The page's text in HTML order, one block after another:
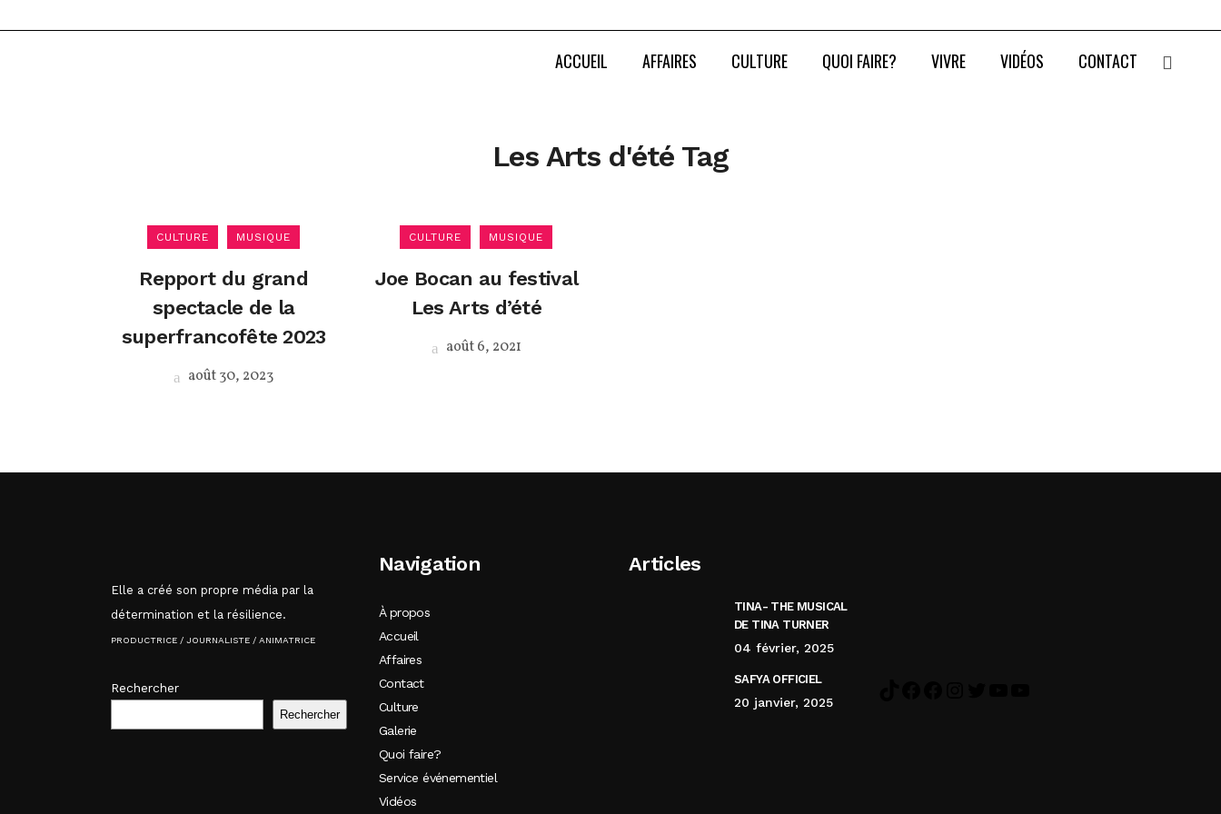
ACCUEIL AFFAIRES CULTURE QUOI FAIRE? VIVRE VIDÉOS CONTACT
Les Arts d'été Tag
CULTURE MUSIQUE
Repport du grand
spectacle de la
superfrancofête 2023
août 30, 2023
CULTURE MUSIQUE
Joe Bocan au festival
Les Arts d’été
août 6, 2021
Elle a créé son propre média par la
détermination et la résilience.
PRODUCTRICE / JOURNALISTE / ANIMATRICE
Rechercher
Rechercher
Navigation
À propos
Accueil
Affaires
Contact
Culture
Galerie
Quoi faire?
Service événementiel
Vidéos
Articles
TINA- THE MUSICAL
DE TINA TURNER
04 février, 2025
SAFYA OFFICIEL
20 janvier, 2025